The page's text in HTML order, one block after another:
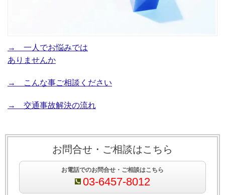
→ 一人でお悩みでは
ありませんか
→ こんな事ご相談ください
→ 交通事故解決の流れ
お問合せ・ご相談はこちら
お電話でのお問合せ・ご相談はこちら
03-6457-8012